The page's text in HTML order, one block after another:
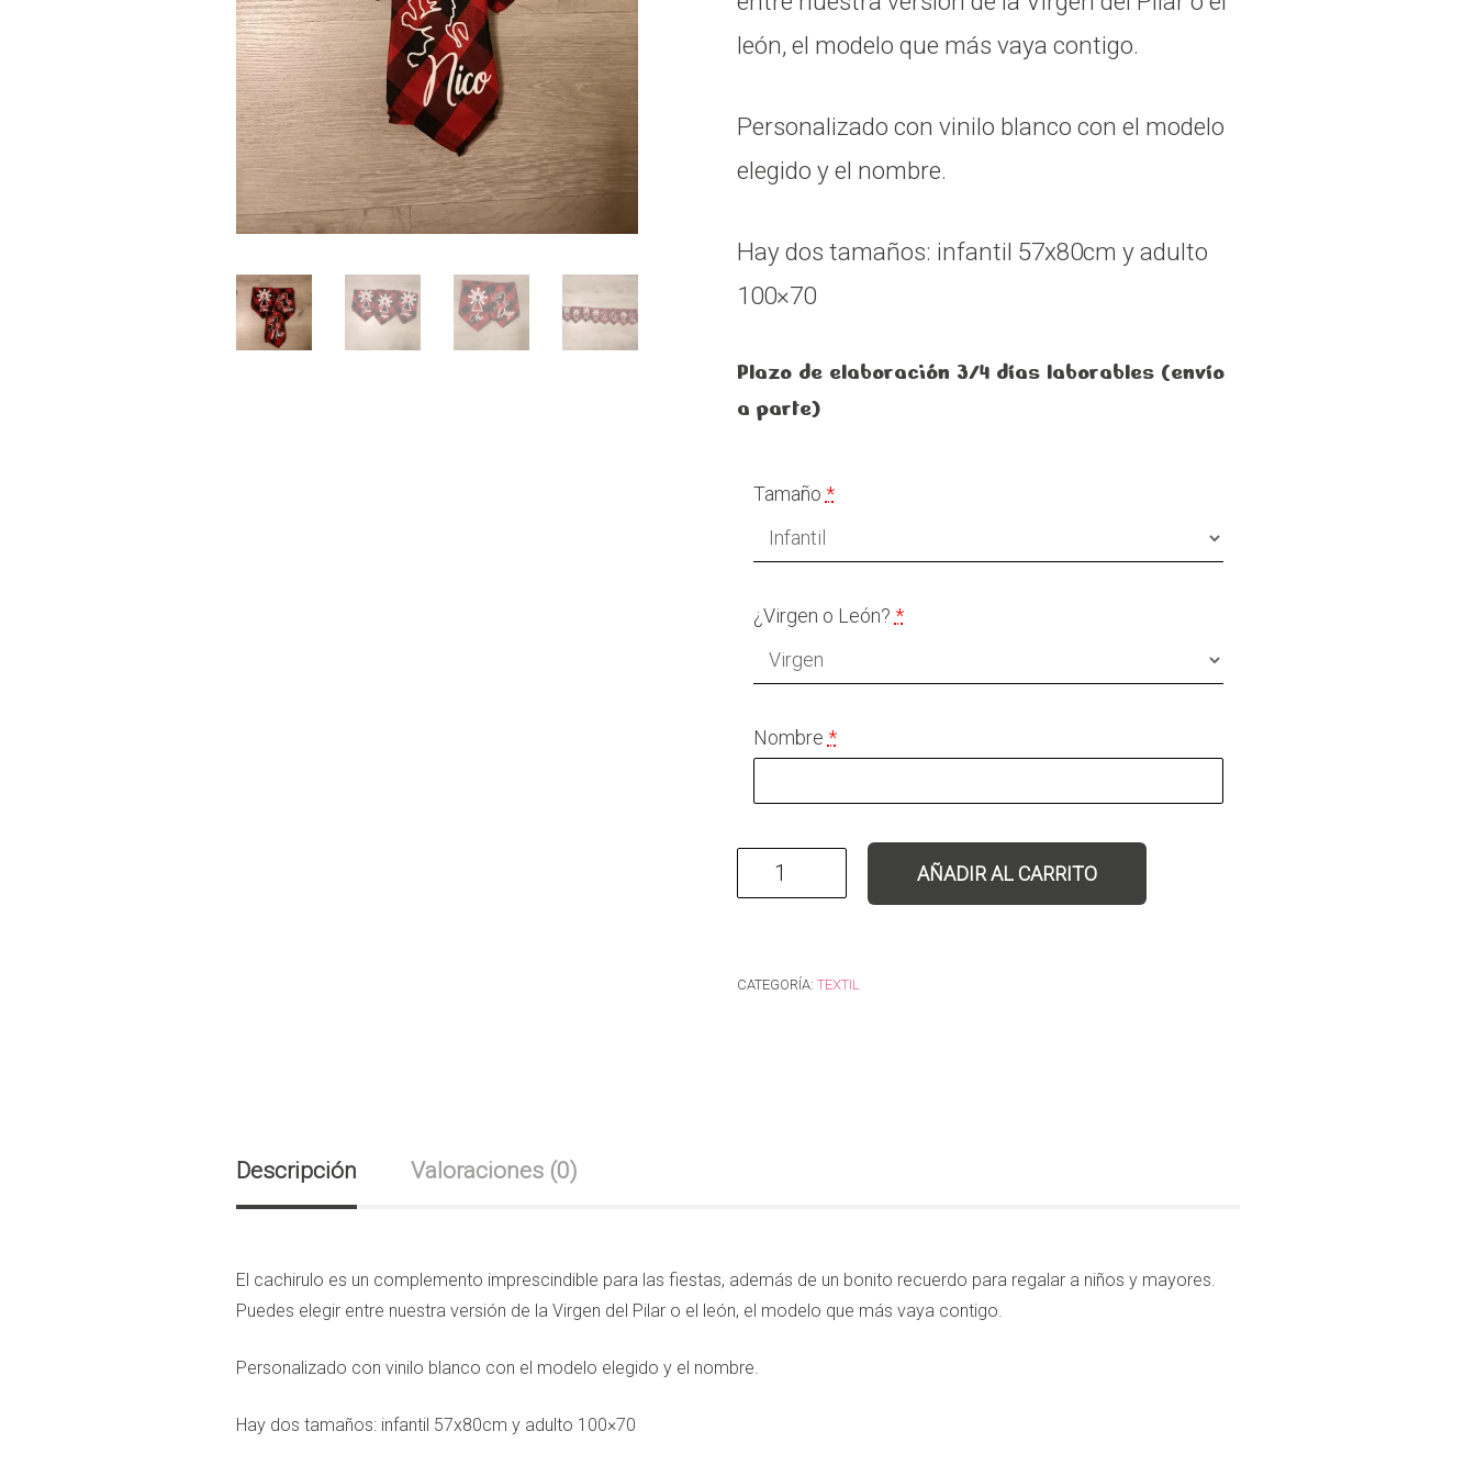
león, el modelo que más vaya contigo.
Personalizado con vinilo blanco con el modelo
elegido y el nombre.
Hay dos tamaños: infantil 57x80cm y adulto
100×70
Plazo de elaboración 3/4 días laborables (envío
a parte)
Tamaño *
¿Virgen o León? *
Nombre *
Cachirulo personalizado cantidadAÑADIR AL CARRITO
CATEGORÍA: TEXTIL
Descripción Valoraciones (0)
El cachirulo es un complemento imprescindible para las fiestas, además de un bonito recuerdo para regalar a niños y mayores.
Puedes elegir entre nuestra versión de la Virgen del Pilar o el león, el modelo que más vaya contigo.
Personalizado con vinilo blanco con el modelo elegido y el nombre.
Hay dos tamaños: infantil 57x80cm y adulto 100×70